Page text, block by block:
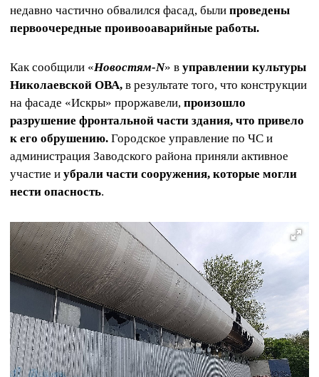
недавно частично обвалился фасад, были проведены
первоочередные проивооаварийные работы.
Как сообщили «Новостям-N» в управлении культуры
Николаевской ОВА, в результате того, что конструкции
на фасаде «Искры» проржавели, произошло
разрушение фронтальной части здания, что привело
к его обрушению. Городское управление по ЧС и
администрация Заводского района приняли активное
участие и убрали части сооружения, которые могли
нести опасность.